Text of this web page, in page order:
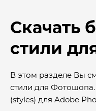
Скачать
стили
В этом разделе Вы
стили для
(styles) для Adobe